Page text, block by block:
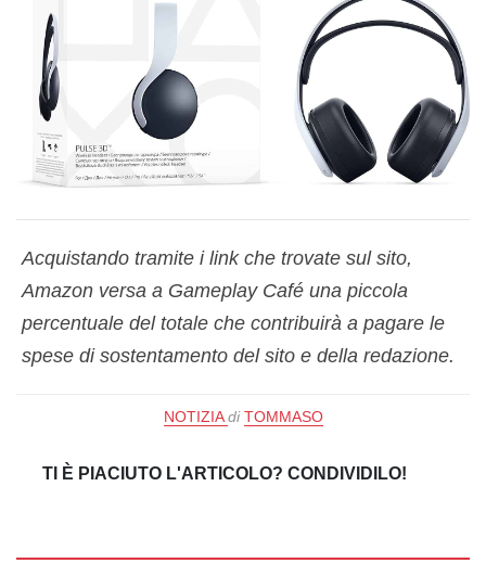
Acquistando tramite i link che trovate sul sito,
Amazon versa a Gameplay Café una piccola
percentuale del totale che contribuirà a pagare le
spese di sostentamento del sito e della redazione.
NOTIZIA di TOMMASO
TI È PIACIUTO L'ARTICOLO? CONDIVIDILO!